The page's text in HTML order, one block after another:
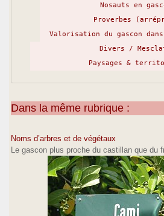
Nosauts en
Proverbes
Valorisation du gascon
Divers /
Paysages &
Dans la même rubrique :
Noms d’arbres et de végétaux
Le gascon plus proche du castillan que du